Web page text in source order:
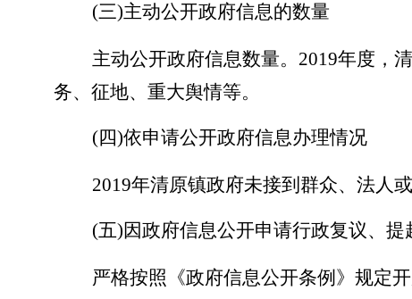
(三)主动公开政府信息的数量
主动公开政府信息数量。 2019年度，
务、征地、重大舆情等。
(四)依申请公开政府信息办理情况
2019年清原镇政府未接到群众、法人
(五)因政府信息公开申请行政复议、提
严格按照《政府信息公开条例》规定